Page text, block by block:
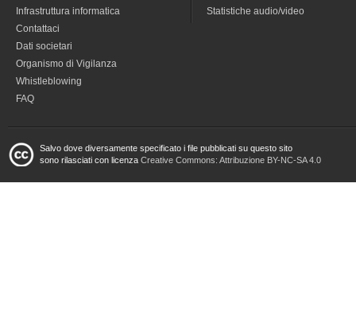
Infrastruttura informatica
Contattaci
Dati societari
Organismo di Vigilanza
Whistleblowing
FAQ
Statistiche audio/video
Salvo dove diversamente specificato i file pubblicati su questo sito
sono rilasciati con licenza Creative Commons: Attribuzione BY-NC-SA 4.0